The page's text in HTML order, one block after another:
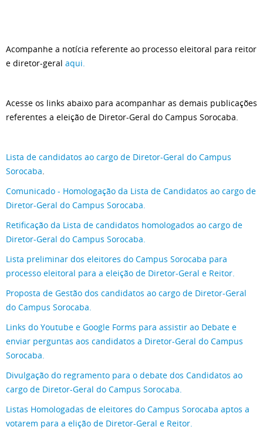
Acompanhe a notícia referente ao processo eleitoral para reitor
e diretor-geral aqui.
Acesse os links abaixo para acompanhar as demais publicações
referentes a eleição de Diretor-Geral do Campus Sorocaba.
Lista de candidatos ao cargo de Diretor-Geral do Campus
Sorocaba.
Comunicado - Homologação da Lista de Candidatos ao cargo de
Diretor-Geral do Campus Sorocaba.
Retificação da Lista de candidatos homologados ao cargo de
Diretor-Geral do Campus Sorocaba.
Lista preliminar dos eleitores do Campus Sorocaba para
processo eleitoral para a eleição de Diretor-Geral e Reitor.
Proposta de Gestão dos candidatos ao cargo de Diretor-Geral
do Campus Sorocaba.
Links do Youtube e Google Forms para assistir ao Debate e
enviar perguntas aos candidatos a Diretor-Geral do Campus
Sorocaba.
Divulgação do regramento para o debate dos Candidatos ao
cargo de Diretor-Geral do Campus Sorocaba.
Listas Homologadas de eleitores do Campus Sorocaba aptos a
votarem para a elição de Diretor-Geral e Reitor.